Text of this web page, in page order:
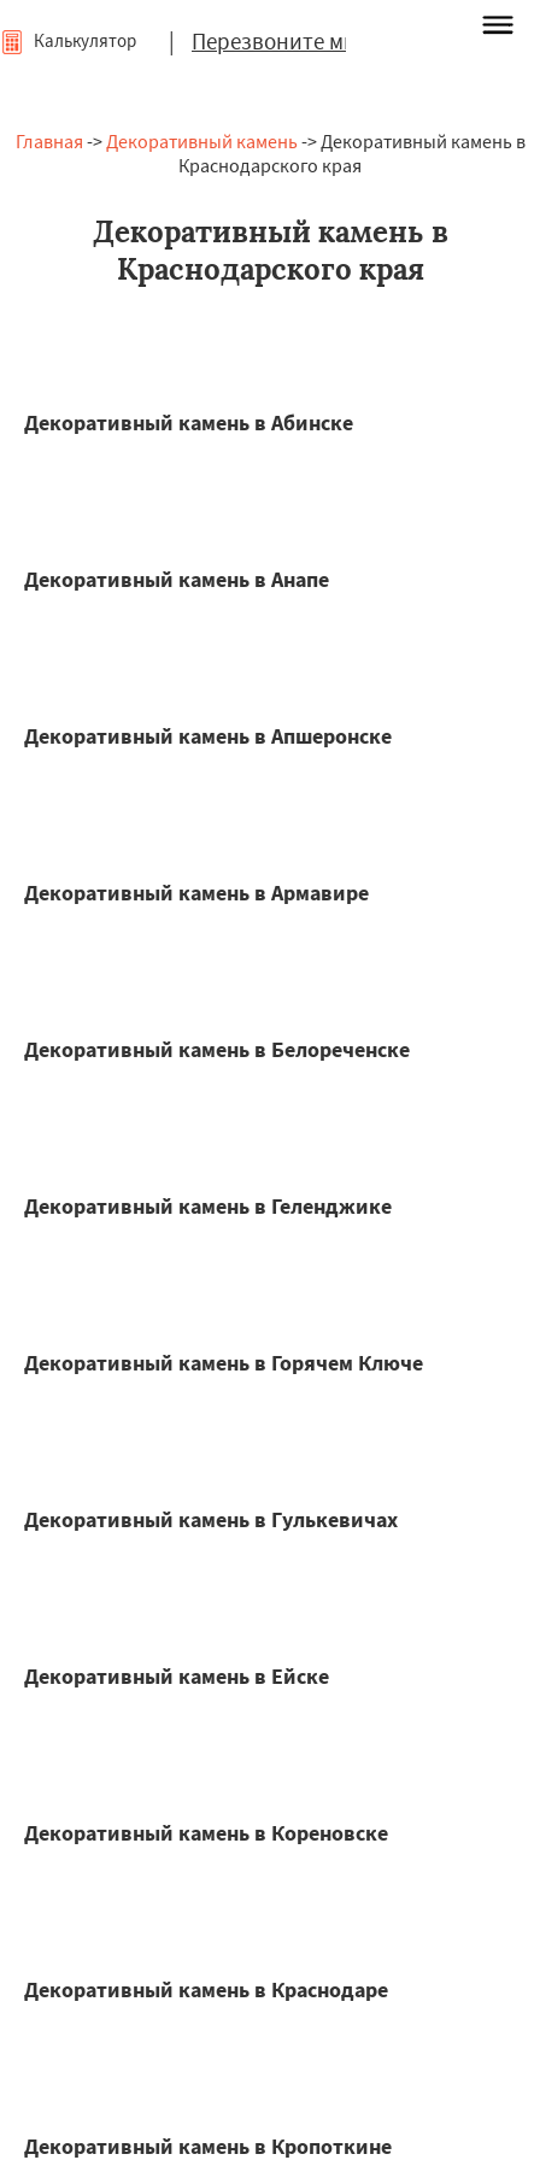
| Перезвоните мне
Калькулятор
Главная ->Декоративный камень-> Декоративный камень в
Краснодарского края
Декоративный камень в
Краснодарского края
Декоративный камень в Абинске
Декоративный камень в Анапе
Декоративный камень в Апшеронске
Декоративный камень в Армавире
Декоративный камень в Белореченске
Декоративный камень в Геленджике
Декоративный камень в Горячем Ключе
Декоративный камень в Гулькевичах
Декоративный камень в Ейске
Декоративный камень в Кореновске
Декоративный камень в Краснодаре
Декоративный камень в Кропоткине